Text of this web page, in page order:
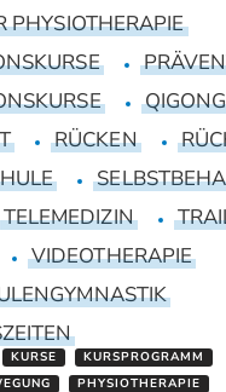
PHYSIOTHERAPIE
QIGONG
RÜCKEN
TELEMEDIZIN
VIDEOTHERAPIE
KURSE
KURSPROGRAMM
PHYSIOTHERAPIE